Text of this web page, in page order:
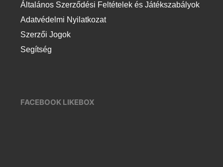
Általános Szerződési Feltételek és Játékszabályok
Adatvédelmi Nyilatkozat
Szerzői Jogok
Segítség
FACEBOOK LIKEBOX